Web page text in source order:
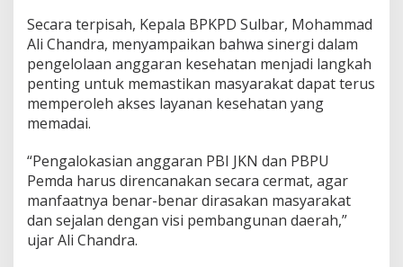
a
n
e
l
a
P
B
I
J
Secara terpisah, Kepala BPKPD Sulbar, Mohammad
Ali Chandra, menyampaikan bahwa sinergi dalam
pengelolaan anggaran kesehatan menjadi langkah
penting untuk memastikan masyarakat dapat terus
memperoleh akses layanan kesehatan yang
memadai.
“Pengalokasian anggaran PBI JKN dan PBPU
Pemda harus direncanakan secara cermat, agar
manfaatnya benar-benar dirasakan masyarakat
dan sejalan dengan visi pembangunan daerah,”
ujar Ali Chandra.